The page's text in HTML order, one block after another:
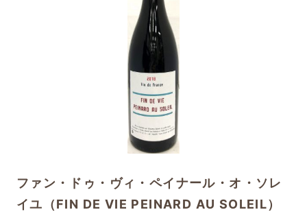
ファン・ドゥ・ヴィ・ペイナール・オ・ソレ
イユ（FIN DE VIE PEINARD AU SOLEIL）